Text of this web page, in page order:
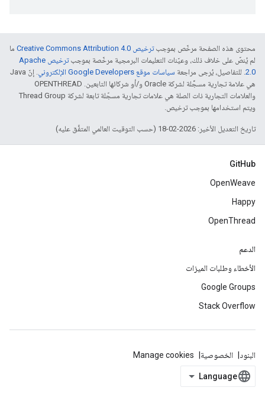
محتوى هذه الصفحة مرخّص بموجبترخيص Creative Commons Attribution 4.0‏
ما
لم يُنصّ على خلاف ذلك، وعيّنات التعليمات البرمجية مرخّصة بموجب
ترخيص Apache
2.0‏. للتفاصيل، يُرجى مراجعة سياسات موقع Google Developers الإلكتروني
. إنّ Java
هي علامة تجارية مسجَّلة لشركة Oracle و/أو شركائها التابعين. ‫OPENTHREAD
والعلامات التجارية ذات الصلة هي علامات تجارية مسجّلة تابعة لشركة Thread Group
ويتم استخدامها بموجب ترخيص.
تاريخ التعديل الأخير: 2026-02-18 (حسب التوقيت العالمي المتفَّق عليه)
GitHub
OpenWeave
Happy
OpenThread
الدعم
الأخطاء وطلبات الميزات
Google Groups
Stack Overflow
البنود الخصوصية Manage cookies